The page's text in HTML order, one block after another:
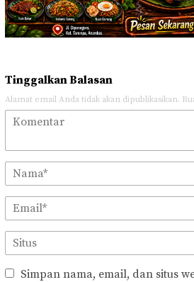
Tinggalkan Balasan
Alamat email Anda tidak akan dipublikasikan.
Simpan nama, email, dan situs